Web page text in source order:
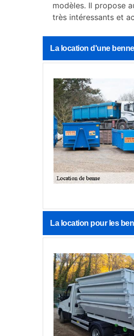
La location d'une
La location pour les
modèles. Il propose
très intéressants et